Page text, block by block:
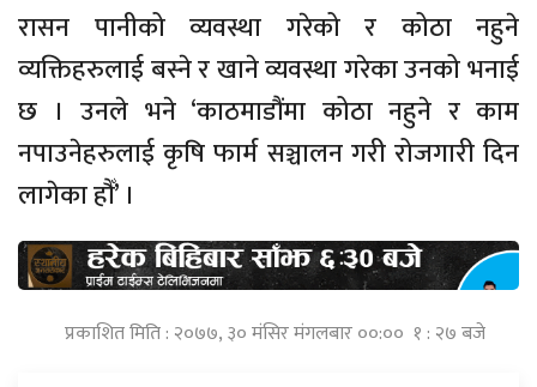
रासन पानीको व्यवस्था गरेको र कोठा नहुने
व्यक्तिहरुलाई बस्ने र खाने व्यवस्था गरेका उनको भनाई
छ । उनले भने ‘काठमाडौंमा कोठा नहुने र काम
नपाउनेहरुलाई कृषि फार्म सञ्चालन गरी रोजगारी दिन
लागेका हौँ’ ।
प्रकाशित मिति : २०७७, ३० मंसिर मंगलबार ००:०० १ : २७ बजे